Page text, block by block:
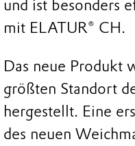
und ist besonders
mit ELATUR® CH.
Das neue Produkt
größten Standort
hergestellt. Eine
des neuen